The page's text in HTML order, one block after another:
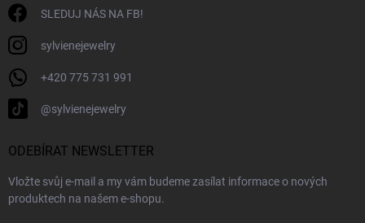
SLEDUJ NÁS NA FB!
sylvienejewelry
+420 775 731 991
@sylvienejewelry
ODEBÍRAT NEWSLETTER
Vložte svůj e-mail a my vám budeme zasílat informace o nových
produktech na našem e-shopu.